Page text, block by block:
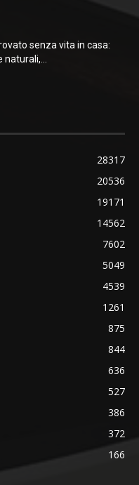
senza vita in casa:
28317
20536
19171
14562
7602
5049
4539
1261
875
844
636
527
386
372
166